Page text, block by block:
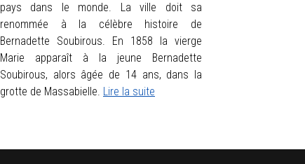
pays dans le monde. La ville doit sa
renommée à la célèbre histoire de
Bernadette Soubirous. En 1858 la vierge
Marie apparaît à la jeune Bernadette
Soubirous, alors âgée de 14 ans, dans la
grotte de Massabielle. Lire la suite